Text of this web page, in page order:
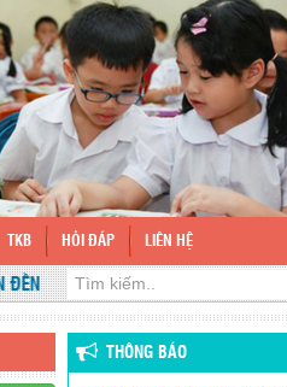
TKB HỎI ĐÁP LIÊN HỆ
VỚI WEBSITE TRƯỜNG THCS TÂN LỢI
THÔNG BÁO